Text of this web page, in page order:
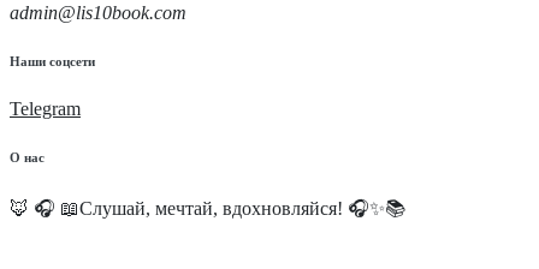
admin@lis10book.com
Наши соцсети
Telegram
О нас
🦊 🎧 📖Слушай, мечтай, вдохновляйся! 🎧✨📚